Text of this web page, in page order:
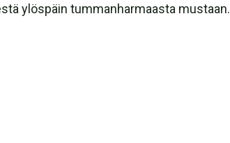
ylöspäin tummanharmaasta mustaan.